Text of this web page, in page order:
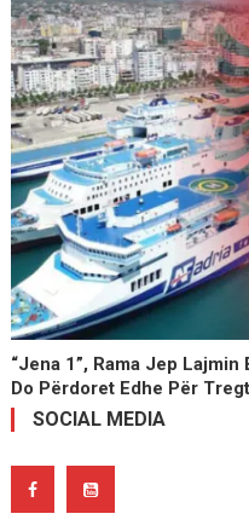
“Jena 1”, Rama Jep
Do Përdoret Edhe Për
SOCIAL MEDIA